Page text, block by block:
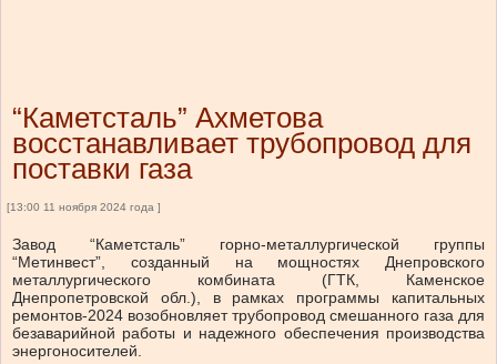
“Каметсталь” Ахметова
восстанавливает трубопровод для
поставки газа
[13:00 11 ноября 2024 года ]
Завод “Каметсталь” горно-металлургической группы
“Метинвест”, созданный на мощностях Днепровского
металлургического комбината (ГТК, Каменское
Днепропетровской обл.), в рамках программы капитальных
ремонтов-2024 возобновляет трубопровод смешанного газа для
безаварийной работы и надежного обеспечения производства
энергоносителей.